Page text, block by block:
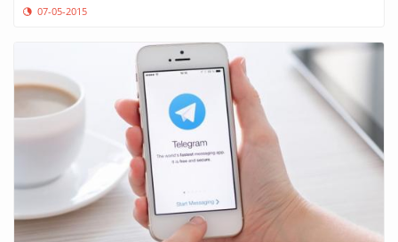
07-05-2015